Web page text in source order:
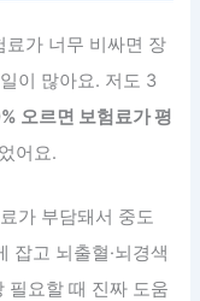
료가 너무 비싸면 장
이 많아요. 저도 3
오르면 보험료가 평
어요.
가 부담돼서 중도
잡고 뇌출혈·뇌경색
필요할 때 진짜 도움